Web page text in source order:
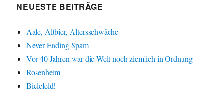
NEUESTE BEITRÄGE
Aale, Altbier, Altersschwäche
Never Ending Spam
Vor 40 Jahren war die Welt noch ziemlich in Ordnung
Rosenheim
Bielefeld!